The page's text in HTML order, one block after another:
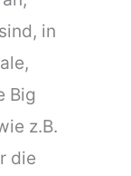
in
Big
z.B.
die